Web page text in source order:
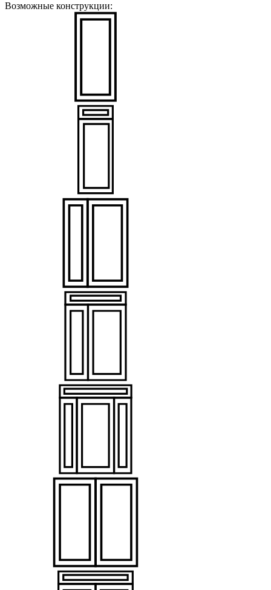
Возможные конструкции: